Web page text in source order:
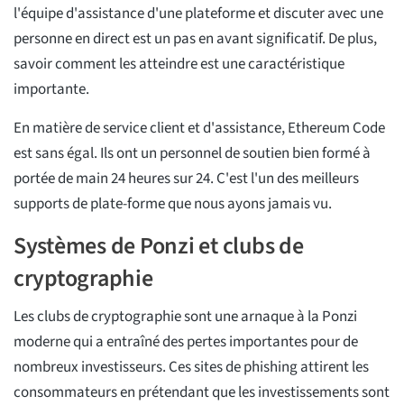
l'équipe d'assistance d'une plateforme et discuter avec une
personne en direct est un pas en avant significatif. De plus,
savoir comment les atteindre est une caractéristique
importante.
En matière de service client et d'assistance, Ethereum Code
est sans égal. Ils ont un personnel de soutien bien formé à
portée de main 24 heures sur 24. C'est l'un des meilleurs
supports de plate-forme que nous ayons jamais vu.
Systèmes de Ponzi et clubs de
cryptographie
Les clubs de cryptographie sont une arnaque à la Ponzi
moderne qui a entraîné des pertes importantes pour de
nombreux investisseurs. Ces sites de phishing attirent les
consommateurs en prétendant que les investissements sont